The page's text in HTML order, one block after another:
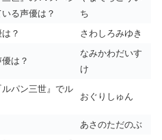
る声優は？
ち
？
さわしろみゆき
は？
なみかわだいす
け
パン三世』でル
おぐりしゅん
あさのただのぶ